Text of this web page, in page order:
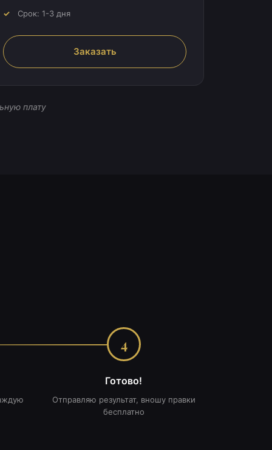
Срок: 1-3 дня
Заказать
плату
4
Готово!
Отправляю результат, вношу правки
бесплатно